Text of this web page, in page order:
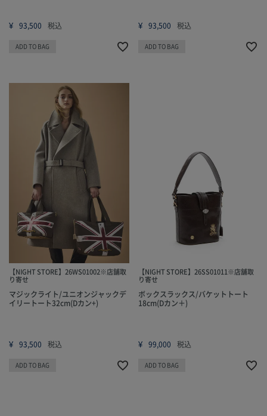
¥ 93,500 税込
ADD TO BAG
¥ 93,500 税込
ADD TO BAG
【NIGHT STORE】26WS01002※店舗取
り寄せ
マジックライト/ユニオンジャックデ
イリートート32cm(Dカン+)
¥ 93,500 税込
ADD TO BAG
【NIGHT STORE】26SS01011※店舗取
り寄せ
ボックスラックス/バケットトート
18cm(Dカン＋)
¥ 99,000 税込
ADD TO BAG